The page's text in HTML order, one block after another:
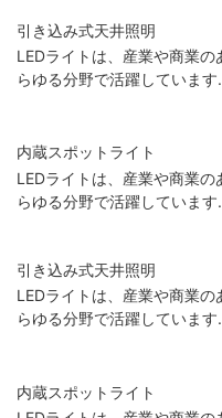
引き込み式天井照明
LEDライトは、産業や商業の
らゆる分野で活躍しています
内蔵スポットライト
LEDライトは、産業や商業の
らゆる分野で活躍しています
引き込み式天井照明
LEDライトは、産業や商業の
らゆる分野で活躍しています
内蔵スポットライト